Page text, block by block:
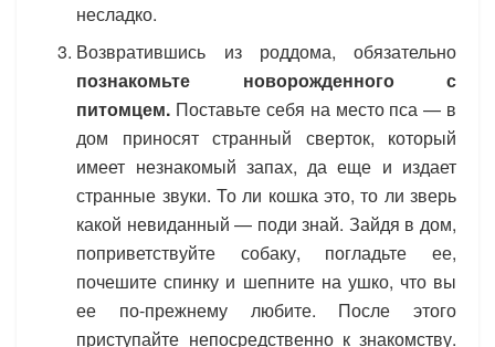
несладко.
Возвратившись из роддома, обязательно
познакомьте новорожденного с
питомцем. Поставьте себя на место пса — в
дом приносят странный сверток, который
имеет незнакомый запах, да еще и издает
странные звуки. То ли кошка это, то ли зверь
какой невиданный — поди знай. Зайдя в дом,
поприветствуйте собаку, погладьте ее,
почешите спинку и шепните на ушко, что вы
ее по-прежнему любите. После этого
приступайте непосредственно к знакомству.